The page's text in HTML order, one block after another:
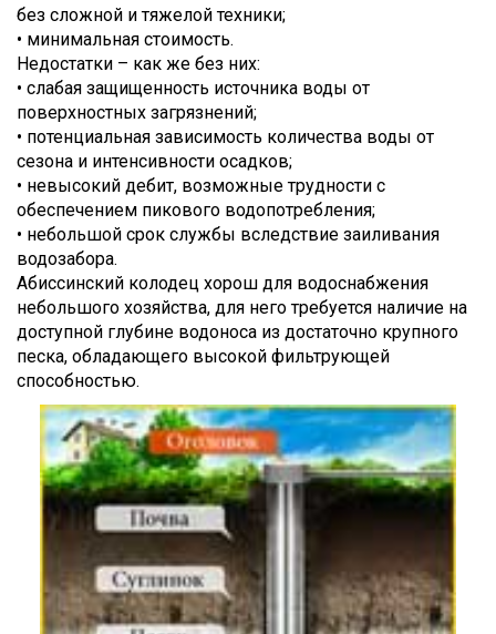
без сложной и тяжелой техники;
• минимальная стоимость.
Недостатки – как же без них:
• слабая защищенность источника воды от
поверхностных загрязнений;
• потенциальная зависимость количества воды от
сезона и интенсивности осадков;
• невысокий дебит, возможные трудности с
обеспечением пикового водопотребления;
• небольшой срок службы вследствие заиливания
водозабора.
Абиссинский колодец хорош для водоснабжения
небольшого хозяйства, для него требуется наличие на
доступной глубине водоноса из достаточно крупного
песка, обладающего высокой фильтрующей
способностью.